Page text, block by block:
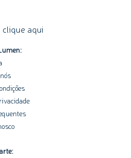
clique aqui